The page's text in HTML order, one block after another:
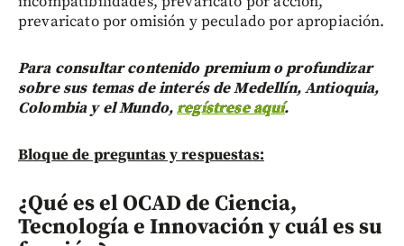
prevaricato por omisión y peculado por apropiación.
Para consultar contenido premium o profundizar
sobre sus temas de interés de Medellín, Antioquia,
Colombia y el Mundo,regístrese aquí.
Bloque de preguntas y respuestas:
¿Qué es el OCAD de Ciencia,
Tecnología e Innovación y cuál es su